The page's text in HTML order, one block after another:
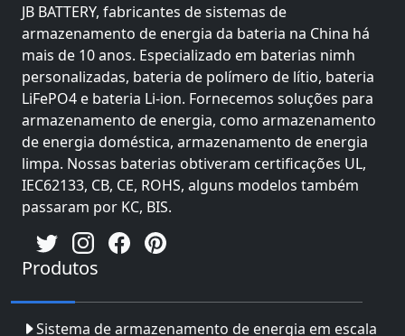
JB BATTERY, fabricantes de sistemas de
armazenamento de energia da bateria na China há
mais de 10 anos. Especializado em baterias nimh
personalizadas, bateria de polímero de lítio, bateria
LiFePO4 e bateria Li-ion. Fornecemos soluções para
armazenamento de energia, como armazenamento
de energia doméstica, armazenamento de energia
limpa. Nossas baterias obtiveram certificações UL,
IEC62133, CB, CE, ROHS, alguns modelos também
passaram por KC, BIS.
Produtos
Sistema de armazenamento de energia em escala